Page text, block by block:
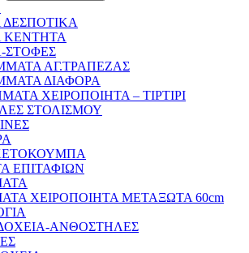
ΚΕΝΤΗΤΑ
ΣΤΟΦΕΣ
ΑΓ.ΤΡΑΠΕΖΑΣ
ΔΙΑΦΟΡΑ
ΧΕΙΡΟΠΟΙΗΤΑ – ΤΙΡΤΙΡΙ
ΣΤΟΛΙΣΜΟΥ
ΕΠΙΤΑΦΙΩΝ
ΧΕΙΡΟΠΟΙΗΤΑ ΜΕΤΑΞΩΤΑ 60cm
ΑΝΘΟΣΤΗΛΕΣ